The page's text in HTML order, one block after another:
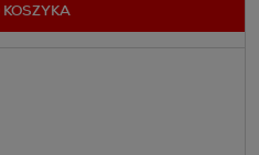
KOSZYKA